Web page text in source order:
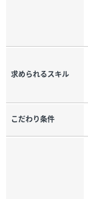
求められるスキル
こだわり条件